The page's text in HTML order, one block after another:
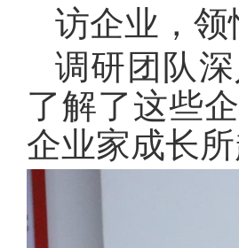
访企业，
调研团队
了解了这些
企业家成长